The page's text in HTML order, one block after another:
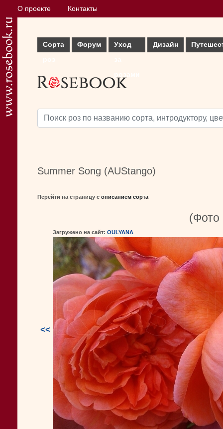
О проекте Контакты
Сорта
Форум
Уход
Дизайн
Summer Song (AUStango)
Перейти на страницу с описанием сорта
<<
(Фото
Загружено на сайт: OULYANA